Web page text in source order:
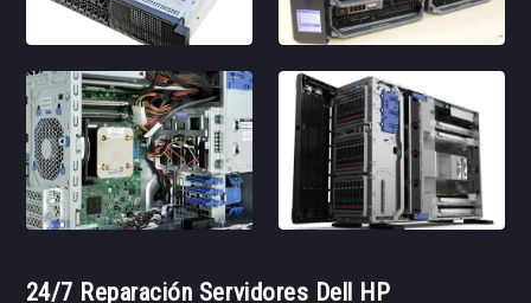
24/7 Reparación Servidores Dell HP